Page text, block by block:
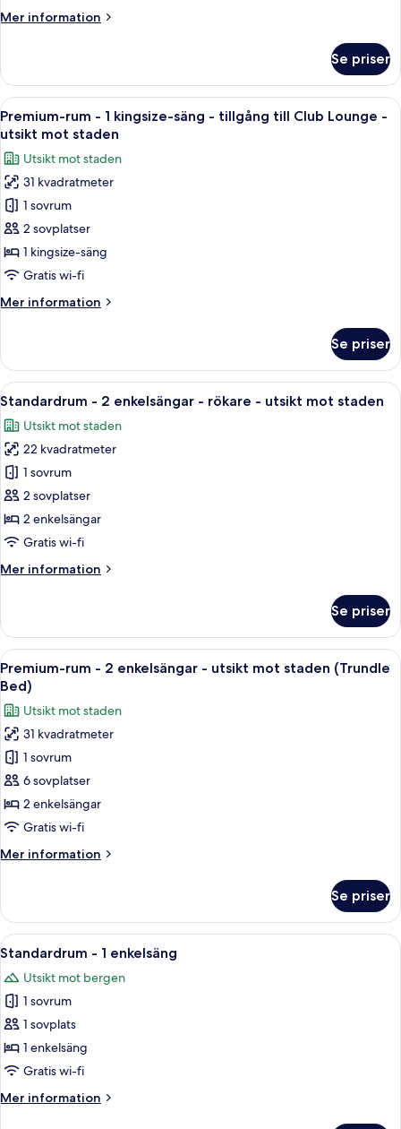
-
utsikt
mot
staden
Mer information
Mer
rum
flera
sängar
rökare
utsikt
mot
staden
Se priser
Öppna
alla
foton
för
Premium-
rum
-
1
kingsize-
-
Club
Lounge
-
utsikt
mot
staden
Ett hotellrum med en stor säng, ett
21
Premium-rum - 1 kingsize-säng - tillgång till Club Lounge -
utsikt mot staden
Utsikt mot staden
31 kvadratmeter
1 sovrum
2 sovplatser
1 kingsize-säng
Gratis wi-fi
Mer information
Mer
rum
1
säng
tillgång
till
Club
Lounge
-
utsikt
staden
Se priser
Öppna
alla
foton
för
Standardrum
-
2
enkelsängar
rökare
mot
staden
Ett hotellrum med två sängar, ett
5
Standardrum - 2 enkelsängar - rökare - utsikt mot staden
Utsikt mot staden
22 kvadratmeter
1 sovrum
2 sovplatser
2 enkelsängar
Gratis wi-fi
Mer information
Mer
-
enkelsängar
-
rökare
-
utsikt
mot
staden
Se priser
Öppna
alla
foton
för
Premium-
rum
-
2
enkelsängar
utsikt
(Trundle
Bed)
Ett tättbebyggt stadscentrum med
9
Premium-rum - 2 enkelsängar - utsikt mot staden (Trundle
Bed)
Utsikt mot staden
31 kvadratmeter
1 sovrum
6 sovplatser
2 enkelsängar
Gratis wi-fi
Mer information
Mer
rum
2
-
utsikt
staden
(Trundle
Bed)
Se priser
Öppna
alla
foton
för
Standardrum
-
1
Ett hotellrum med en säng, ett
13
Standardrum - 1 enkelsäng
Utsikt mot bergen
1 sovrum
1 sovplats
1 enkelsäng
Gratis wi-fi
Mer information
Mer